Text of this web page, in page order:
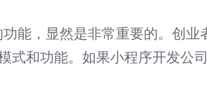
，显然是非常重要的。创业
和功能。如果小程序开发公